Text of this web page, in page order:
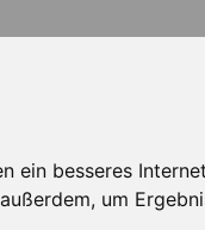
besseres
um